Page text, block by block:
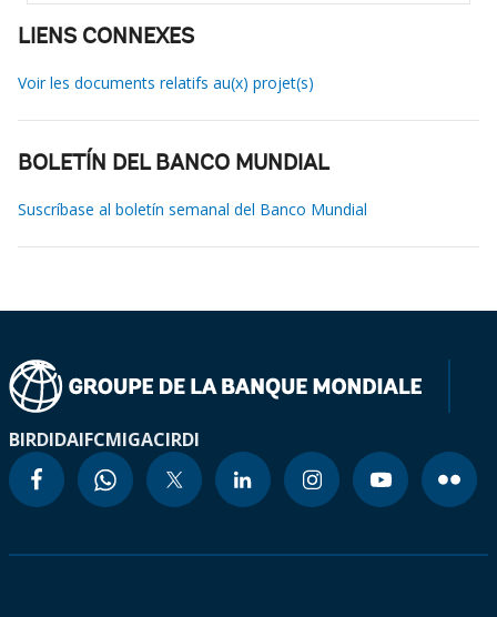
LIENS CONNEXES
Voir les documents relatifs au(x) projet(s)
BOLETÍN DEL BANCO MUNDIAL
Suscríbase al boletín semanal del Banco Mundial
BIRDIDAIFCMIGACIRDI